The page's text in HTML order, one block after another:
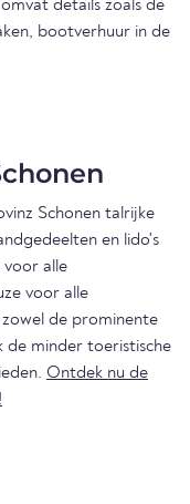
details zoals de
bootverhuur in de
Schonen talrijke
en lido's
voor alle
voor alle
de prominente
de minder toeristische
Ontdek nu de